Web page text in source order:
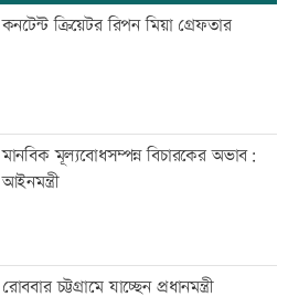
কনটেন্ট ক্রিয়েটর রিপন মিয়া গ্রেফতার
মানবিক মূল্যবোধসম্পন্ন বিচারকের অভাব:
আইনমন্ত্রী
রোববার চট্টগ্রামে যাচ্ছেন প্রধানমন্ত্রী